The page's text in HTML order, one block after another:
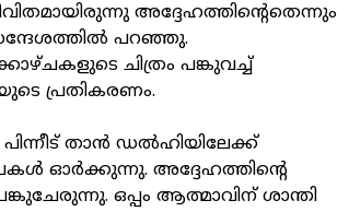
അദ്ദേഹത്തിന്റെതെന്നും
പറഞ്ഞു.
ചിത്രം പങ്കുവച്ച്
പ്രതികരണം.
പിന്നീട് താന്‍ ഡല്‍ഹിയിലേക്ക്
ഓര്‍ക്കുന്നു. അദ്ദേഹത്തിന്റെ
ഒപ്പം ആത്മാവിന് ശാന്തി